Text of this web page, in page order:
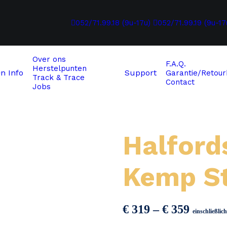
052/71.99.18 (9u-17u) 052/71.99.19 (9u-
Info
Over ons
Herstelpunten
Track & Trace
Jobs
Support
F.A.Q.
Garantie/
Contact
Kemp
€ 319 –€ 359